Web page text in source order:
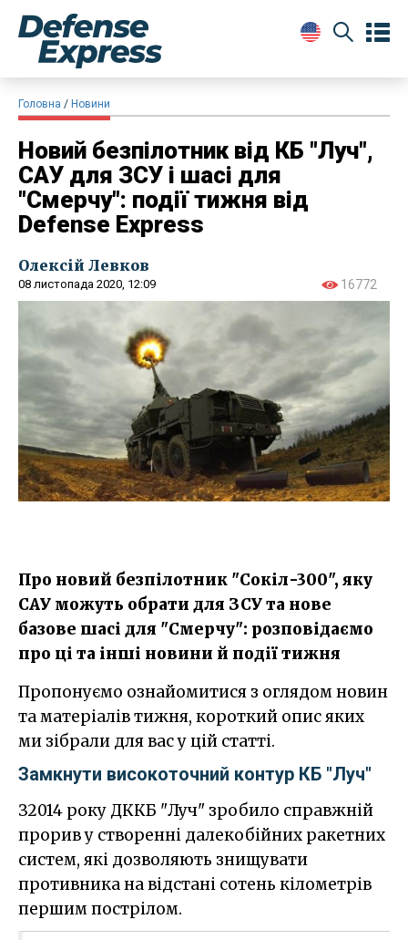
Головна Новини
Новий безпілотник від КБ "Луч",
САУ для ЗСУ і шасі для
"Смерчу": події тижня від
Defense Express
Олексій Левков
08 листопада 2020, 12:09 16772
Про новий безпілотник "Сокіл-300", яку
САУ можуть обрати для ЗСУ та нове
базове шасі для "Смерчу": розповідаємо
про ці та інші новини й події тижня
Пропонуємо ознайомитися з оглядом новин
та матеріалів тижня, короткий опис яких
ми зібрали для вас у цій статті.
Замкнути високоточний контур КБ "Луч"
З2014 року ДККБ "Луч" зробило справжній
прорив у створенні далекобійних ракетних
систем, які дозволяють знищувати
противника на відстані сотень кілометрів
першим пострілом.